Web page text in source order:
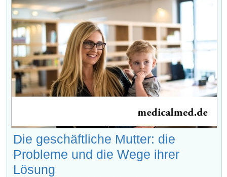
Die geschäftliche Mutter: die
Probleme und die Wege ihrer
Lösung